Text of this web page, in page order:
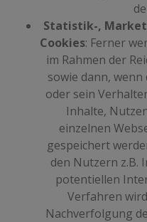
Statistik-,
Cookies: Ferner
im Rahmen der
sowie dann,
oder sein
Inhalte,
einzelnen
gespeichert
den Nutzern z.B.
potentiellen
Verfahren
Nachverfolgung